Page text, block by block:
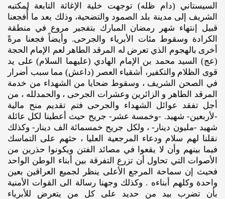
السيستاني (دام ظله) توجهت خلية الإغاثة التابعة لمكتبه
الشريف إلى مدينة بلد الصمود والتضحية، وذلك بعد ما أُفجعنا
قبيل إنتهاء شهر رمضان المبارك بتفجير مروع في منطقة
الكرادة وسقوط مئات الأبرياء والجرحى. وأيضاً فجعنا مرةً
أخرى بالهجوم الذي تعرض له المرقد الطاهر لعم الإمام الحجة
(عج) السيد محمد بن الإمام الهادي (عليهما السلام) على يد
قوى الظلام والتكفير، أشقياء العصر (داعش) مما سبب أضرار
في الصحن الشريف ، وسقوط ضحايا من الشهداء من خدمة
المرقد الطاهر و الزائرين وعشرات الجرحى ، والحمدلله ، من
أجل تفقد عوائل الشهداء والجرحى فتم تقديم منح مالية
-لأربعين- شهيد. -وخمسة عشر- جريح حيث أعطينا لكل عائلة
شهيد -مليون دينار- ، ولكل جريح خمسمائة الف دينار- وكذلك
نقلنا لهم سلام ودعاء المرجعية العليا ، حثهم على التماسك
فيما بينهم وأن لا يقعوا في مصائد الفتن ويكونوا حذرين من
الأصوات التي تحاول أن تزرع التفرقة بين أبناء الوطن الواحد
فحيث إن سماحة المرجع الأعلى ينظر لجميع العراقين بعين
واحدة وكلهم أبناءه . وكذلك وجهنا رسالة الى القوات الأمنية
بأن تضرب بيد من حديد على كل من يتعرض للأبرياء